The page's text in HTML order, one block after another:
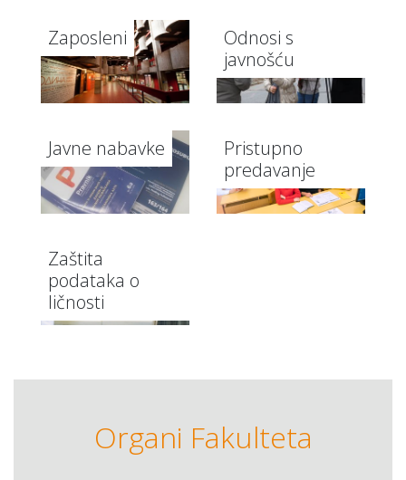
Zaposleni
Odnosi s
javnošću
Javne nabavke
Pristupno
predavanje
Zaštita
podataka o
ličnosti
Organi Fakulteta